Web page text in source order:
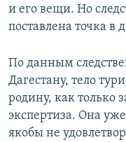
и его вещи. Но
поставлена точка в
По данным
Дагестану, тело
родину, как только
экспертиза. Она
якобы не